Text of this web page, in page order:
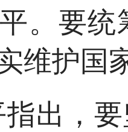
。要
维护国
指出，